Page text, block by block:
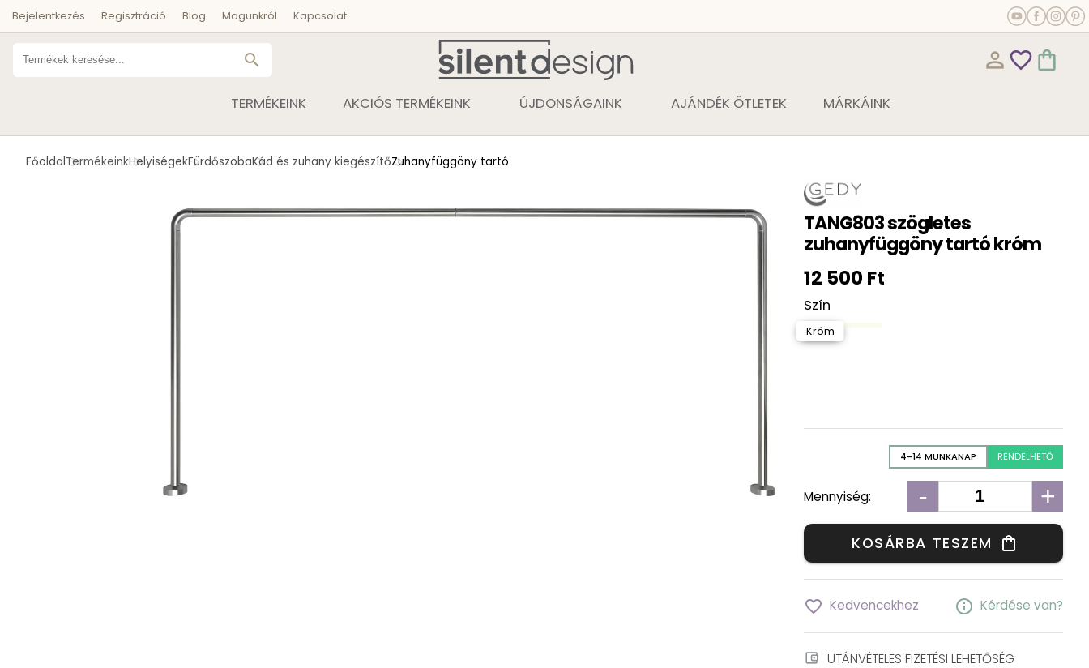
Bejelentkezés Regisztráció Blog Magunkról Kapcsolat
search person_outline favorite_outline shopping_bag
TERMÉKEINK AKCIÓS TERMÉKEINK ÚJDONSÁGAINK AJÁNDÉK ÖTLETEK MÁRKÁINK
FőoldalTermékeinkHelyiségekFürdőszobaKád és zuhany kiegészítőZuhanyfüggöny tartó
TANG803 szögletes
zuhanyfüggöny tartó króm
12 500 Ft
Szín
Króm
4-14 MUNKANAP RENDELHETŐ
Mennyiség: - +
KOSÁRBA TESZEM shopping_bag
favorite_border Kedvencekhez info Kérdése van?
account_balance_wallet UTÁNVÉTELES FIZETÉSI LEHETŐSÉG